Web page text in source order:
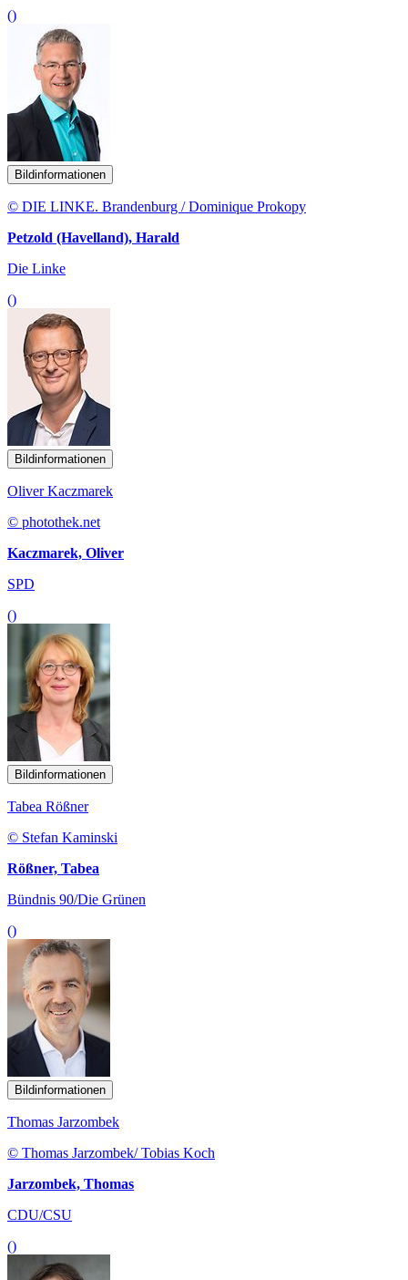
()
Bildinformationen
© DIE LINKE. Brandenburg / Dominique Prokopy
Petzold (Havelland), Harald
Die Linke
()
Bildinformationen
Oliver Kaczmarek
© photothek.net
Kaczmarek, Oliver
SPD
()
Bildinformationen
Tabea Rößner
© Stefan Kaminski
Rößner, Tabea
Bündnis 90/Die Grünen
()
Bildinformationen
Thomas Jarzombek
© Thomas Jarzombek/ Tobias Koch
Jarzombek, Thomas
CDU/CSU
()